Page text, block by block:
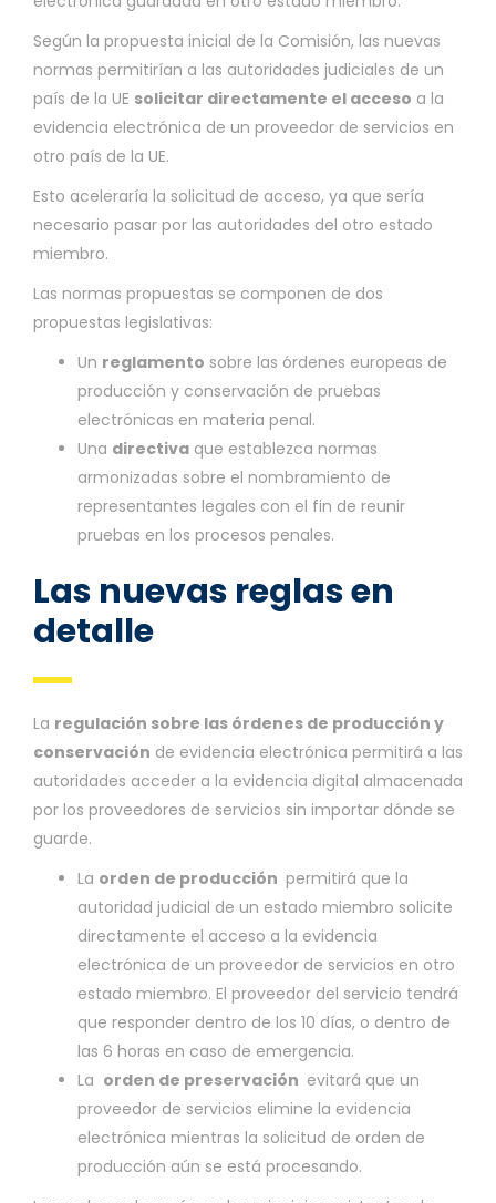
Según la propuesta inicial de la Comisión, las nuevas
normas permitirían a las autoridades judiciales de un
país de la UE solicitar directamente el acceso a la
evidencia electrónica de un proveedor de servicios en
otro país de la UE.
Esto aceleraría la solicitud de acceso, ya que sería
necesario pasar por las autoridades del otro estado
miembro.
Las normas propuestas se componen de dos
propuestas legislativas:
Un reglamento sobre las órdenes europeas de
producción y conservación de pruebas
electrónicas en materia penal.
Una directiva que establezca normas
armonizadas sobre el nombramiento de
representantes legales con el fin de reunir
pruebas en los procesos penales.
Las nuevas reglas en
detalle
La regulación sobre las órdenes de producción y
conservación de evidencia electrónica permitirá a las
autoridades acceder a la evidencia digital almacenada
por los proveedores de servicios sin importar dónde se
guarde.
La orden de producción permitirá que la
autoridad judicial de un estado miembro solicite
directamente el acceso a la evidencia
electrónica de un proveedor de servicios en otro
estado miembro. El proveedor del servicio tendrá
que responder dentro de los 10 días, o dentro de
las 6 horas en caso de emergencia.
La orden de preservación evitará que un
proveedor de servicios elimine la evidencia
electrónica mientras la solicitud de orden de
producción aún se está procesando.